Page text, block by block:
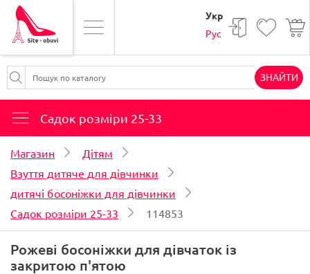
Укр
Рус
ЗНАЙТИ
Садок розміри 25-33
Магазин
Дітям
Взуття дитяче для дівчинки
дитячі босоніжки для дівчинки
Садок розміри 25-33
114853
Рожеві босоніжки для дівчаток із
закритою п'ятою